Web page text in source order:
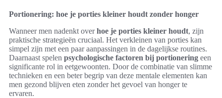
Portionering: hoe je porties kleiner houdt zonder honger
Wanneer men nadenkt overhoe je porties kleiner houdt, zijn
praktische strategieën cruciaal. Het verkleinen van porties kan
simpel zijn met een paar aanpassingen in de dagelijkse routines.
Daarnaast spelen psychologische factoren bij portionering een
significante rol in eetgewoonten. Door de combinatie van slimme
technieken en een beter begrip van deze mentale elementen kan
men gezond blijven eten zonder het gevoel van honger te
ervaren.